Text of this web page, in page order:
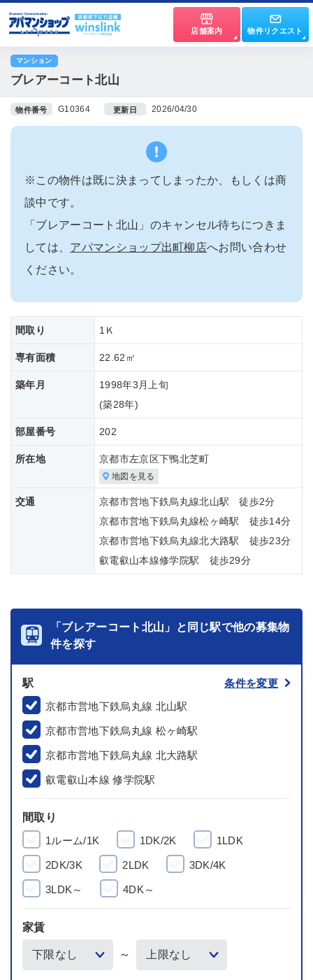
店舗案内 物件リクエスト
マンション
ブレアーコート北山
物件番号 G10364 更新日 2026/04/30
※この物件は既に決まってしまったか、もしくは商
談中です。
「ブレアーコート北山」のキャンセル待ちにつきま
しては、 アパマンショップ出町柳店へお問い合わせ
ください。
間取り 1Ｋ
専有面積 22.62㎡
築年月
1998年3月上旬
(築28年)
部屋番号 202
所在地 京都市左京区下鴨北芝町
地図を見る
交通
京都市営地下鉄烏丸線北山駅 徒歩2分
京都市営地下鉄烏丸線松ヶ崎駅 徒歩14分
京都市営地下鉄烏丸線北大路駅 徒歩23分
叡電叡山本線修学院駅 徒歩29分
「ブレアーコート北山」と同じ駅で他の募集物
件を探す
駅
条件を変更
京都市営地下鉄烏丸線 北山駅
京都市営地下鉄烏丸線 松ヶ崎駅
京都市営地下鉄烏丸線 北大路駅
叡電叡山本線 修学院駅
間取り
1ルーム/1K
1DK/2K 1LDK
2DK/3K 2LDK 3DK/4K
3LDK～ 4DK～
家賃
～